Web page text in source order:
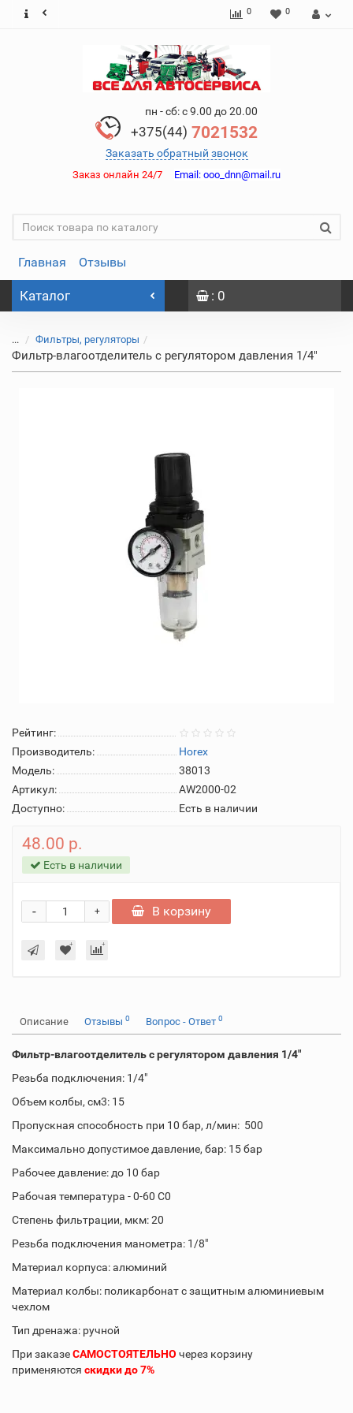
0 0
пн - сб: с 9.00 до 20.00
+375(44) 7021532
Заказать обратный звонок
Заказ онлайн 24/7 Email: ooo_dnn@mail.ru
Главная Отзывы
Каталог : 0
... Фильтры, регуляторы
Фильтр-влагоотделитель с регулятором давления 1/4"
Рейтинг:
Производитель:
Horex
Модель:
38013
Артикул:
AW2000-02
Доступно:
Есть в наличии
48.00 р.
Есть в наличии
+
- В корзину
Описание Отзывы 0 Вопрос - Ответ 0
Фильтр-влагоотделитель с регулятором давления 1/4"
Резьба подключения: 1/4"
Объем колбы, см3: 15
Пропускная способность при 10 бар, л/мин: 500
Максимально допустимое давление, бар: 15 бар
Рабочее давление: до 10 бар
Рабочая температура - 0-60 С0
Степень фильтрации, мкм: 20
Резьба подключения манометра: 1/8"
Материал корпуса: алюминий
Материал колбы: поликарбонат с защитным алюминиевым
чехлом
Тип дренажа: ручной
При заказеСАМОСТОЯТЕЛЬНО через корзину
применяются скидки до 7%